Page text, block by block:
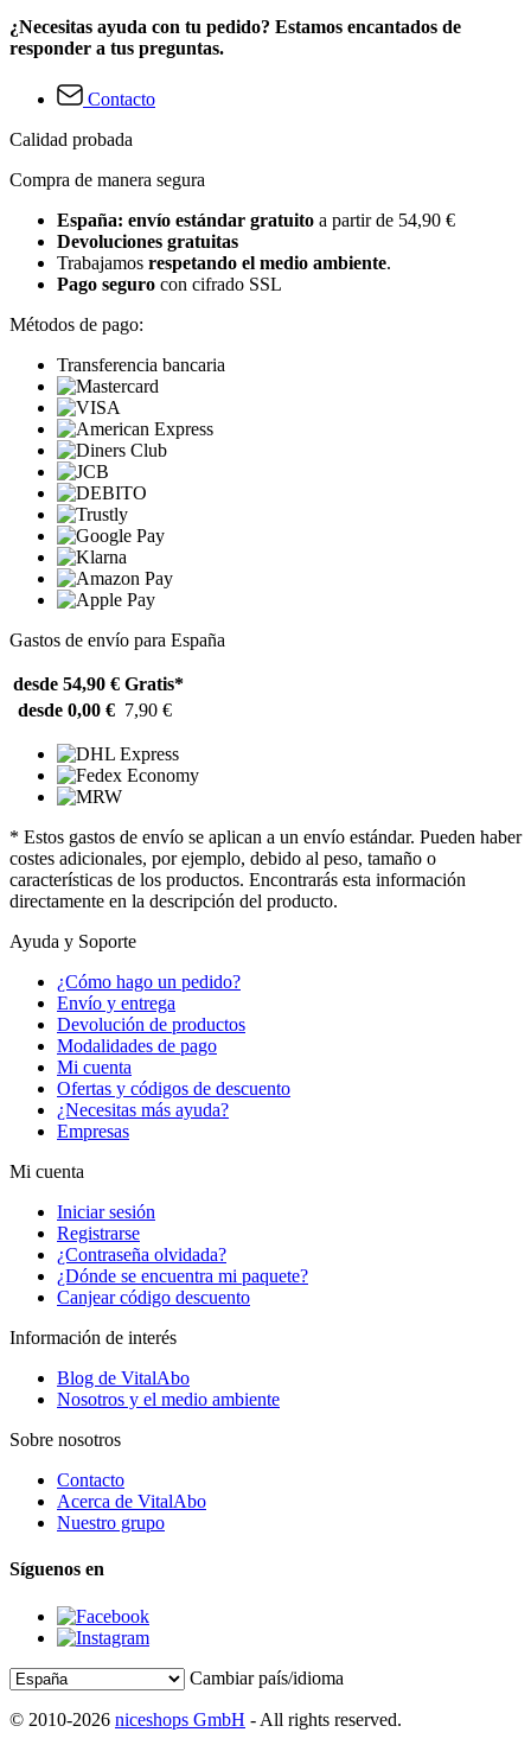
¿Necesitas ayuda con tu pedido? Estamos encantados de
responder a tus preguntas.
Contacto
Calidad probada
Compra de manera segura
España: envío estándar gratuito a partir de 54,90 €
Devoluciones gratuitas
Trabajamos respetando el medio ambiente.
Pago seguro con cifrado SSL
Métodos de pago:
Transferencia bancaria
Gastos de envío para España
desde 54,90 € Gratis*
desde 0,00 € 7,90 €
* Estos gastos de envío se aplican a un envío estándar. Pueden haber
costes adicionales, por ejemplo, debido al peso, tamaño o
características de los productos. Encontrarás esta información
directamente en la descripción del producto.
Ayuda y Soporte
¿Cómo hago un pedido?
Envío y entrega
Devolución de productos
Modalidades de pago
Mi cuenta
Ofertas y códigos de descuento
¿Necesitas más ayuda?
Empresas
Mi cuenta
Iniciar sesión
Registrarse
¿Contraseña olvidada?
¿Dónde se encuentra mi paquete?
Canjear código descuento
Información de interés
Blog de VitalAbo
Nosotros y el medio ambiente
Sobre nosotros
Contacto
Acerca de VitalAbo
Nuestro grupo
Síguenos en
Cambiar país/idioma
© 2010-2026 niceshops GmbH - All rights reserved.